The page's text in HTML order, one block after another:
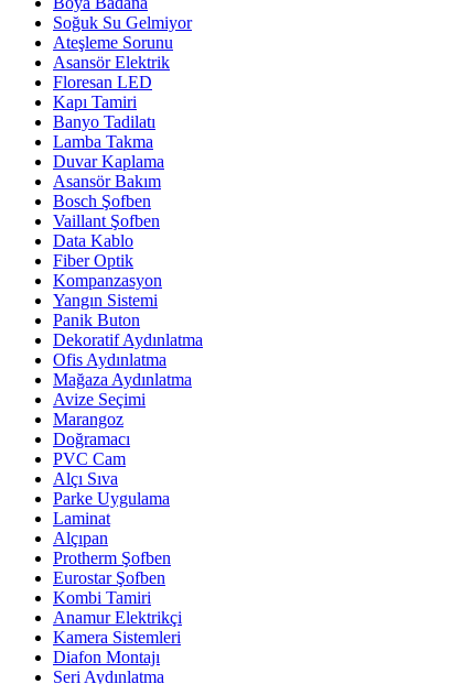
Soğuk Su Gelmiyor
Ateşleme Sorunu
Asansör Elektrik
Floresan LED
Kapı Tamiri
Banyo Tadilatı
Lamba Takma
Duvar Kaplama
Asansör Bakım
Bosch Şofben
Vaillant Şofben
Data Kablo
Fiber Optik
Kompanzasyon
Yangın Sistemi
Panik Buton
Dekoratif Aydınlatma
Ofis Aydınlatma
Mağaza Aydınlatma
Avize Seçimi
Marangoz
Doğramacı
PVC Cam
Alçı Sıva
Parke Uygulama
Laminat
Alçıpan
Protherm Şofben
Eurostar Şofben
Kombi Tamiri
Anamur Elektrikçi
Kamera Sistemleri
Diafon Montajı
Seri Aydınlatma